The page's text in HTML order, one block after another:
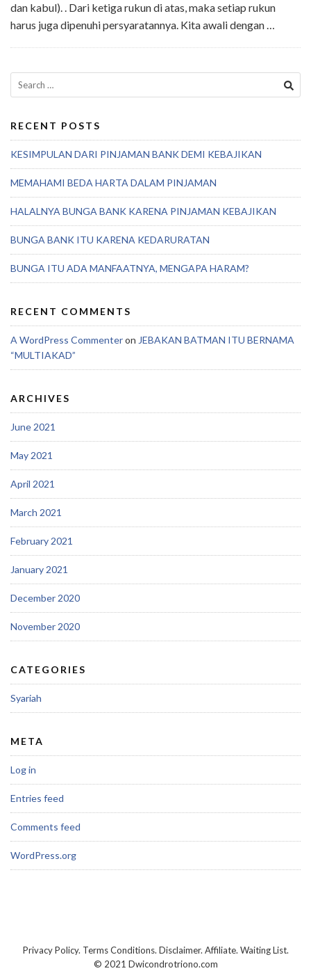
dan kabul). . Dari ketiga rukun di atas, maka setiap rukun
harus juga dipenuhi persyaratannya. Kita awali dengan …
Search
for:
RECENT POSTS
KESIMPULAN DARI PINJAMAN BANK DEMI KEBAJIKAN
MEMAHAMI BEDA HARTA DALAM PINJAMAN
HALALNYA BUNGA BANK KARENA PINJAMAN KEBAJIKAN
BUNGA BANK ITU KARENA KEDARURATAN
BUNGA ITU ADA MANFAATNYA, MENGAPA HARAM?
RECENT COMMENTS
A WordPress Commenteron JEBAKAN BATMAN ITU BERNAMA
“MULTIAKAD”
ARCHIVES
June 2021
May 2021
April 2021
March 2021
February 2021
January 2021
December 2020
November 2020
CATEGORIES
Syariah
META
Log in
Entries feed
Comments feed
WordPress.org
Privacy Policy. Terms Conditions. Disclaimer. Affiliate. Waiting List.
© 2021 Dwicondrotriono.com